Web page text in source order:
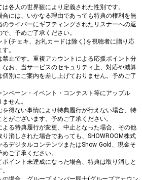
各人の世界観により定義された性別です。
合には、いかなる理由であっても特典の権利を無
ライバーにギフティングされたリスナーへの返
、予めご了承ください。
ト(チェキ、お礼カードは除く)を視聴者に贈り応
。
禁止です。重複アカウントによる応援ポイント分
お、当サービスのセキュリティ上、対応や減算
別にご案内を差し上げておりません。予めご了
ンペーン・イベント・コンテスト等にアップル
せん。
を得ない事情により特典履行が行えない場合、特
がございます。予めご了承ください。
よる特典履行が変更、中止となった場合、その他
消しされた場合であっても、SHOWROOM株式
デジタルコンテンツまたはShow Gold、現金そ
ご了承ください。
ポイント未達成になった場合、特典は取り消しと